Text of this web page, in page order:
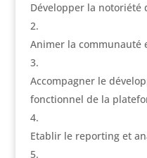
Développer la notoriété
Animer la communauté
Accompagner le
fonctionnel de la
Etablir le reporting et